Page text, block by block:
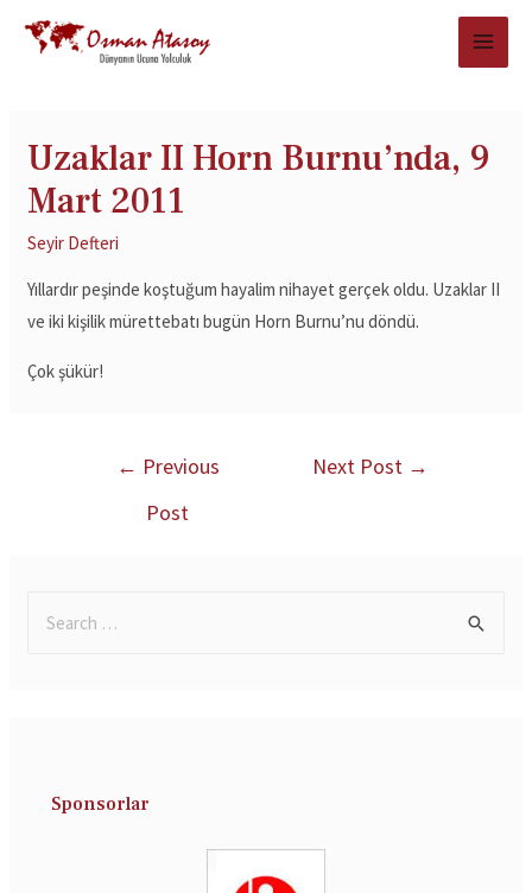
Uzaklar II Horn Burnu’nda, 9
Mart 2011
Seyir Defteri
Yıllardır peşinde koştuğum hayalim nihayet gerçek oldu. Uzaklar II
ve iki kişilik mürettebatı bugün Horn Burnu’nu döndü.
Çok şükür!
← Previous
Post
Next Post →
Sponsorlar